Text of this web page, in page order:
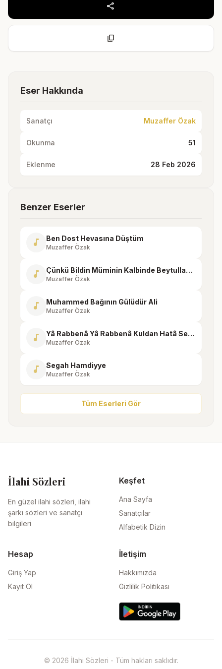
share
content_copy
Eser Hakkında
Sanatçı Muzaffer Özak
Okunma 51
Eklenme 28 Feb 2026
Benzer Eserler
music_note Ben Dost Hevasına Düştüm
Muzaffer Özak
music_note Çünkü Bildin Müminin Kalbinde Beytullah Var
Muzaffer Özak
music_note Muhammed Bağının Gülüdür Ali
Muzaffer Özak
music_note Yâ Rabbenâ Yâ Rabbenâ Kuldan Hatâ Senden Atâ
Muzaffer Özak
music_note Segah Hamdiyye
Muzaffer Özak
Tüm Eserleri Gör
İlahi Sözleri
En güzel ilahi sözleri, ilahi
şarkı sözleri ve sanatçı
bilgileri
Keşfet
Ana Sayfa
Sanatçılar
Alfabetik Dizin
Hesap
Giriş Yap
Kayıt Ol
İletişim
Hakkımızda
Gizlilik Politikası
© 2026 İlahi Sözleri - Tüm hakları saklıdır.